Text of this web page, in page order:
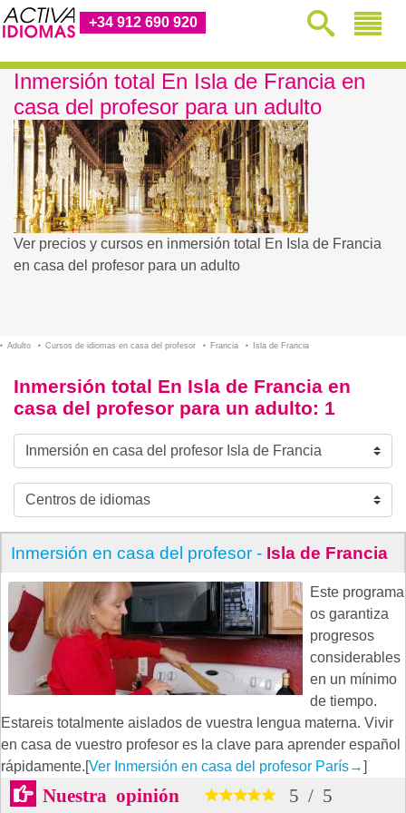
+34 912 690 920
Inmersión total En Isla de Francia en
casa del profesor para un adulto
Ver precios y cursos en inmersión total En Isla de Francia
en casa del profesor para un adulto
Adulto Cursos de idiomas en casa del profesor Francia Isla de Francia
Inmersión total En Isla de Francia en
casa del profesor para un adulto: 1
Inmersión en casa del profesor - Isla de Francia
Este programa
os garantiza
progresos
considerables
en un mínimo
de tiempo.
Estareis totalmente aislados de vuestra lengua materna. Vivir
en casa de vuestro profesor es la clave para aprender español
rápidamente.[Ver Inmersión en casa del profesor París→]
Nuestra opinión 5 / 5